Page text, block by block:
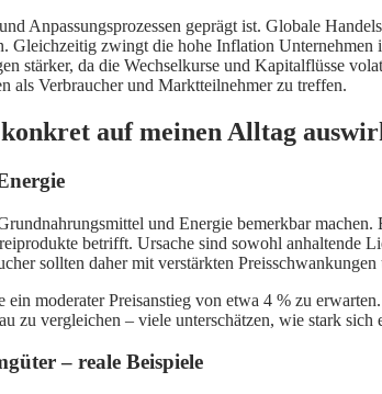
Anpassungsprozessen geprägt ist. Globale
Gleichzeitig zwingt die hohe Inflation
stärker, da die Wechselkurse und Kapitalflüsse
als Verbraucher und Marktteilnehmer zu treffen.
auf meinen Alltag
und Energie bemerkbar
betrifft. Ursache sind sowohl anhaltende
sollten daher mit verstärkten
moderater Preisanstieg von etwa 4 % zu
zu vergleichen – viele unterschätzen, wie stark
– reale Beispiele